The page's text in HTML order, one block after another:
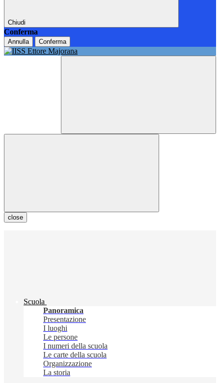
Chiudi
Conferma
Annulla Conferma
close
Scuola
Panoramica
Presentazione
I luoghi
Le persone
I numeri della scuola
Le carte della scuola
Organizzazione
La storia